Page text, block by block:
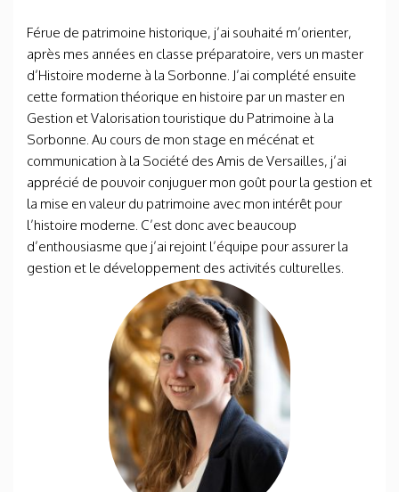
Férue de patrimoine historique, j’ai souhaité m’orienter,
après mes années en classe préparatoire, vers un master
d’Histoire moderne à la Sorbonne. J’ai complété ensuite
cette formation théorique en histoire par un master en
Gestion et Valorisation touristique du Patrimoine à la
Sorbonne. Au cours de mon stage en mécénat et
communication à la Société des Amis de Versailles, j’ai
apprécié de pouvoir conjuguer mon goût pour la gestion et
la mise en valeur du patrimoine avec mon intérêt pour
l’histoire moderne. C’est donc avec beaucoup
d’enthousiasme que j’ai rejoint l’équipe pour assurer la
gestion et le développement des activités culturelles.